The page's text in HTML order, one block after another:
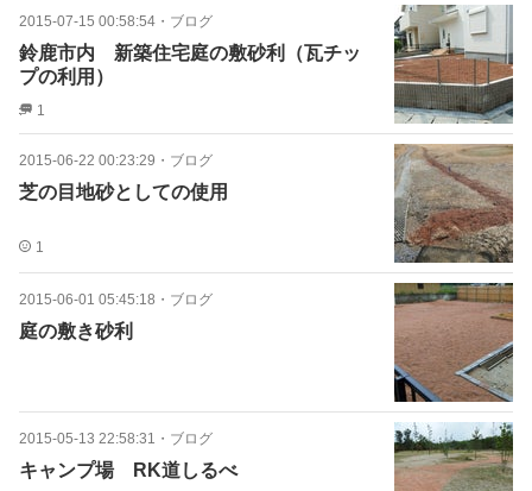
2015-07-15 00:58:54 ・ ブログ
鈴鹿市内 新築住宅庭の敷砂利（瓦チッ
プの利用）
1
2015-06-22 00:23:29 ・ ブログ
芝の目地砂としての使用
1
2015-06-01 05:45:18 ・ ブログ
庭の敷き砂利
2015-05-13 22:58:31 ・ ブログ
キャンプ場 RK道しるべ